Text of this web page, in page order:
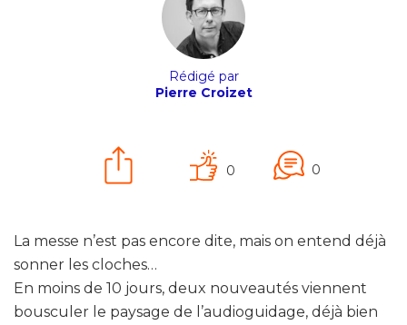
Rédigé par
Pierre Croizet
0 0
La messe n’est pas encore dite, mais on entend déjà
sonner les cloches…
En moins de 10 jours, deux nouveautés viennent
bousculer le paysage de l’audioguidage, déjà bien